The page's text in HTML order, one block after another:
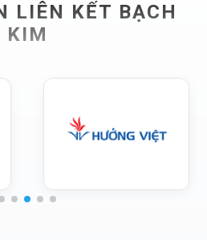
LIÊN KẾT BẠCH
KIM